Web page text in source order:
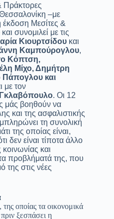
Πράκτορες
Θεσσαλονίκη –με
έκδοση Μεσίτες &
συνομιλεί με τις
Κιουρτσίδου και
Καμπούρογλου,
Κόπτση,
Μίχο, Δημήτρη
και
με τον
. Οι 12
μάς βοηθούν να
και της ασφαλιστικής
τη συνολική
της οποίας είναι,
δεν είναι τίποτα άλλο
και
προβλήματά της, που
της στις νέες
οποίας τα οικονομικά
ξεσπάσει η